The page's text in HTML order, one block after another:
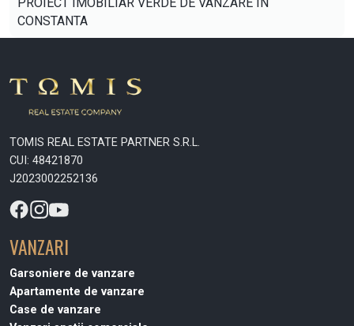
CONSTANTA
TOMIS REAL ESTATE PARTNER S.R.L.
CUI: 48421870
J2023002252136
VANZARI
Garsoniere de vanzare
Apartamente de vanzare
Case de vanzare